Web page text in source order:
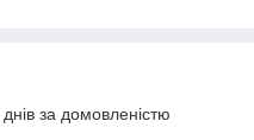
за домовленістю